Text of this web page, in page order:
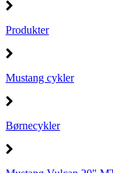
Produkter
Mustang cykler
Børnecykler